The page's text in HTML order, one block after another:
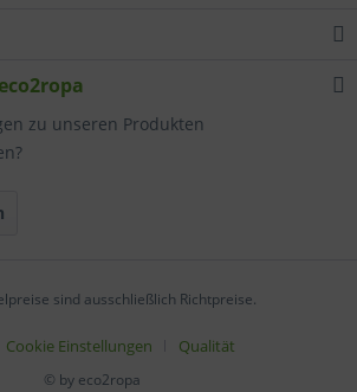
zu unseren Produkten
sind ausschließlich Richtpreise.
Cookie Einstellungen Qualität
© by eco2ropa